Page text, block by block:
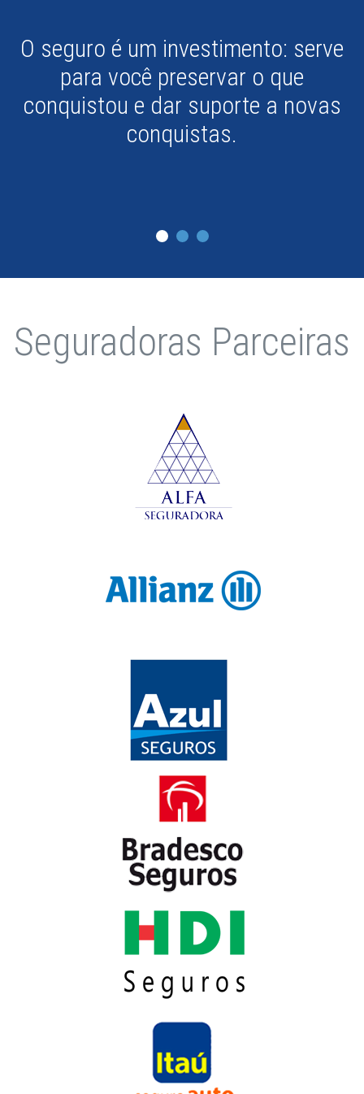
Esqueça aquela frase: "seguro foi
feito para não usar". As
assistências e convênios de
descontos possibilitam que você
Seguradoras Parceiras